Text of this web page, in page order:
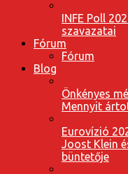
INFE Poll
szavazatai
Fórum
Fórum
Blog
Önkényes
Mennyit
Eurovízió
Joost Klein
büntetője